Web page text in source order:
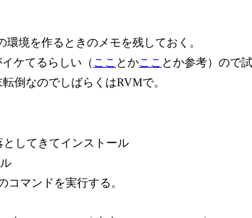
環境を作るときのメモを残しておく。
ケてるらしい（ ここ とかここ とか参考）ので
倒なのでしばらくはRVMで。
としてきてインストール
コマンドを実行する。